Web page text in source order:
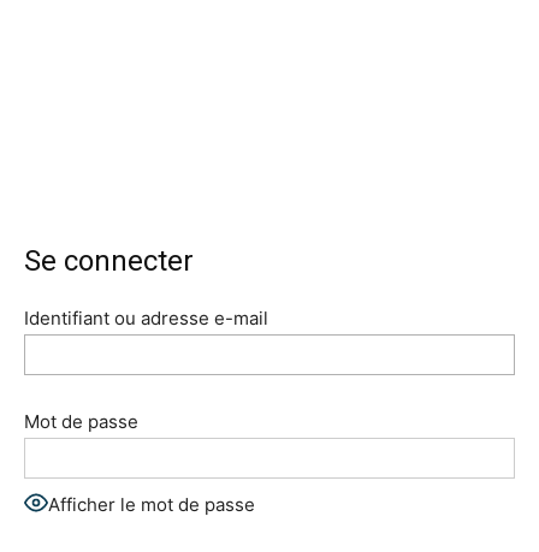
Se connecter
Identifiant ou adresse e-mail
Mot de passe
Afficher le mot de passe